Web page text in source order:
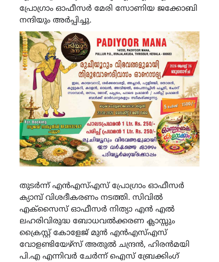
പ്രോഗ്രാം ഓഫീസർ മേരി സോണിയ ജക്കോബി
നന്ദിയും അർപ്പിച്ചു.
തുടർന്ന് എൻഎസ്എസ് പ്രോഗ്രാം ഓഫീസർ
ക്യാമ്പ് വിശദീകരണം നടത്തി. സിവിൽ
എക്സൈസ് ഓഫീസർ നിത്യാ എൻ എൽ
ലഹരിവിരുദ്ധ ബോധവൽക്കരണ ക്ലാസ്സും
ക്രൈസ്റ്റ് കോളേജ് മുൻ എൻഎസ്എസ്
വോളണ്ടിയേഴ്സ് അതുൽ ചന്ദ്രൻ, ഹിരൻമയി
പി.എ എന്നിവർ ചേർന്ന് ഐസ് ബ്രേക്കിംഗ്